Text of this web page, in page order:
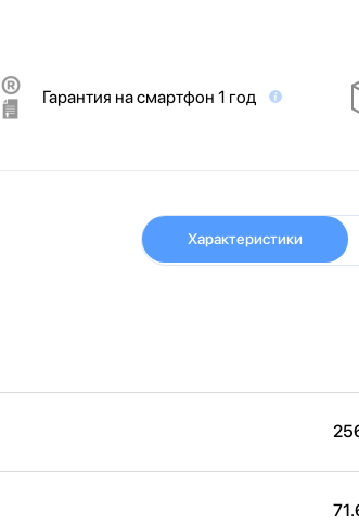
Гарантия на смартфон 1 год
Характеристики